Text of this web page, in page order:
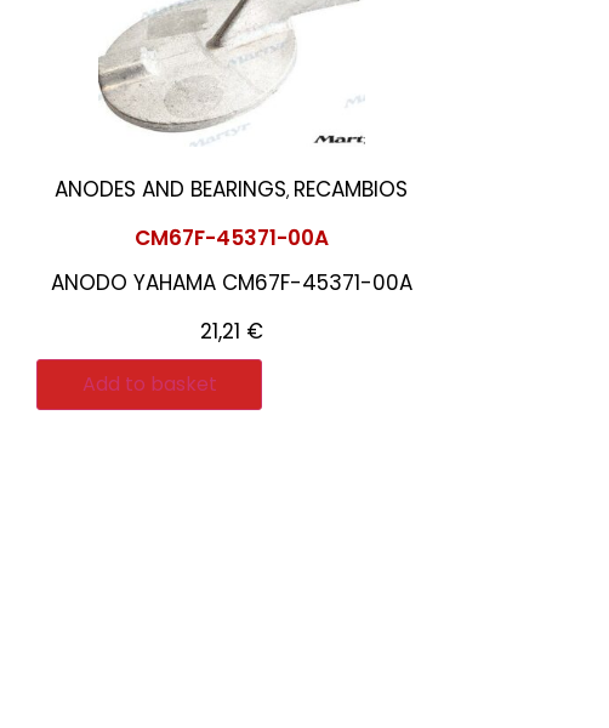
ANODES AND BEARINGS, RECAMBIOS
CM67F-45371-00A
ANODO YAHAMA CM67F-45371-00A
21,21 €
Add to basket